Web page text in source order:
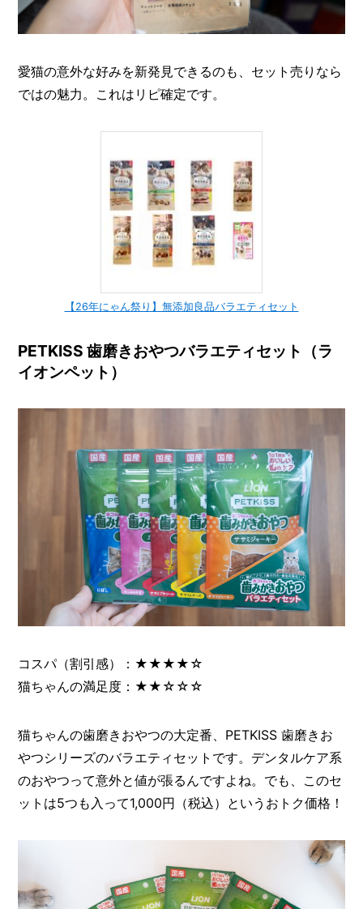
愛猫の意外な好みを新発見できるのも、セット売りなら
ではの魅力。これはリピ確定です。
【26年にゃん祭り】無添加良品バラエティセット
PETKISS 歯磨きおやつバラエティセット（ラ
イオンペット）
コスパ（割引感）：★★★★☆
猫ちゃんの満足度：★★☆☆☆
猫ちゃんの歯磨きおやつの大定番、PETKISS 歯磨きお
やつシリーズのバラエティセットです。デンタルケア系
のおやつって意外と値が張るんですよね。でも、このセ
ットは5つも入って1,000円（税込）というおトク価格！